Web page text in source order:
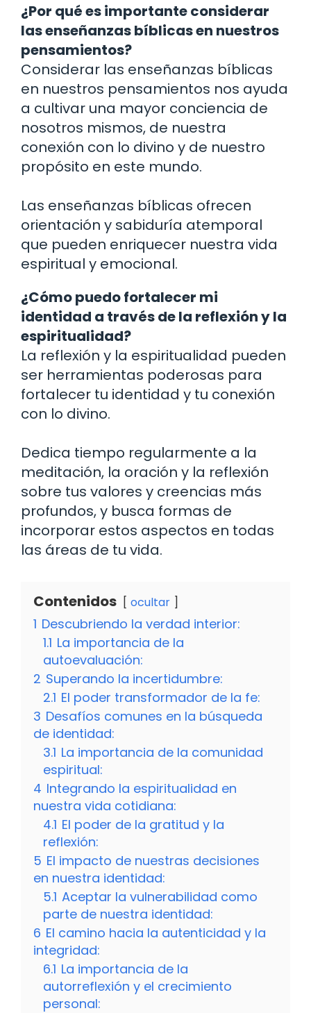
¿Por qué es importante considerar
las enseñanzas bíblicas en nuestros
pensamientos?
Considerar las enseñanzas bíblicas
en nuestros pensamientos nos ayuda
a cultivar una mayor conciencia de
nosotros mismos, de nuestra
conexión con lo divino y de nuestro
propósito en este mundo.
Las enseñanzas bíblicas ofrecen
orientación y sabiduría atemporal
que pueden enriquecer nuestra vida
espiritual y emocional.
¿Cómo puedo fortalecer mi
identidad a través de la reflexión y la
espiritualidad?
La reflexión y la espiritualidad pueden
ser herramientas poderosas para
fortalecer tu identidad y tu conexión
con lo divino.
Dedica tiempo regularmente a la
meditación, la oración y la reflexión
sobre tus valores y creencias más
profundos, y busca formas de
incorporar estos aspectos en todas
las áreas de tu vida.
Contenidos ocultar
1 Descubriendo la verdad interior:
1.1 La importancia de la
autoevaluación:
2 Superando la incertidumbre:
2.1 El poder transformador de la fe:
3 Desafíos comunes en la búsqueda
de identidad:
3.1 La importancia de la comunidad
espiritual:
4 Integrando la espiritualidad en
nuestra vida cotidiana:
4.1 El poder de la gratitud y la
reflexión:
5 El impacto de nuestras decisiones
en nuestra identidad:
5.1 Aceptar la vulnerabilidad como
parte de nuestra identidad:
6 El camino hacia la autenticidad y la
integridad:
6.1 La importancia de la
autorreflexión y el crecimiento
personal: